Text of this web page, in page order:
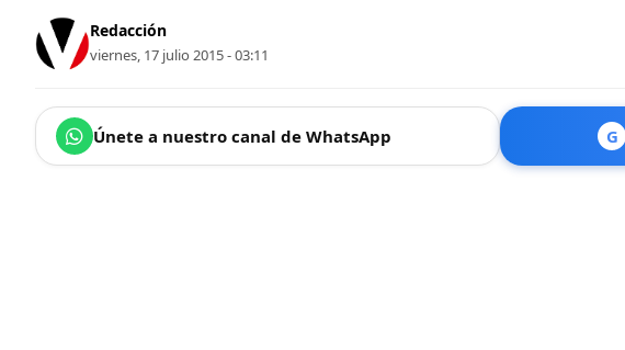
Redacción
viernes, 17 julio 2015 - 03:11
Únete a nuestro canal de WhatsApp G